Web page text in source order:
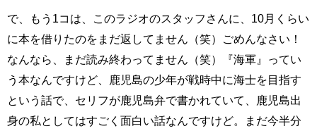
で、もう1コは、このラジオのスタッフさんに、10月くらい
に本を借りたのをまだ返してません（笑）ごめんなさい！
なんなら、まだ読み終わってません（笑）『海軍』ってい
う本なんですけど、鹿児島の少年が戦時中に海士を目指す
という話で、セリフが鹿児島弁で書かれていて、鹿児島出
身の私としてはすごく面白い話なんですけど。まだ今半分